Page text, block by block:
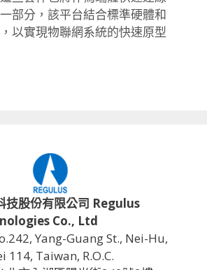
部分，該平台結合標準硬體和
以實現物聯網系統的快速原型
技股份有限公司 Regulus
Co., Ltd
Yang-Guang St., Nei-Hu,
114, Taiwan, R.O.C.